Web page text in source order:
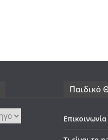
Παιδικό
Επικοινωνία